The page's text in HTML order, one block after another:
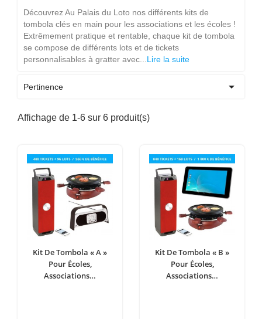
Découvrez Au Palais du Loto nos différents kits de
tombola clés en main pour les associations et les écoles !
Extrêmement pratique et rentable, chaque kit de tombola
se compose de différents lots et de tickets
personnalisables à gratter avec... Lire la suite
Pertinence 
Affichage de 1-6 sur 6 produit(s)
Kit De Tombola « A »
Pour Écoles,
Associations…
Kit De Tombola « B »
Pour Écoles,
Associations…